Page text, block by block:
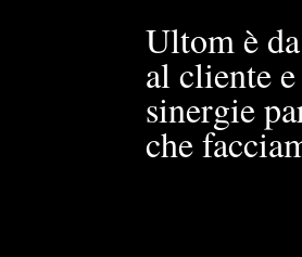
Ultom è
al cliente
sinergie
che